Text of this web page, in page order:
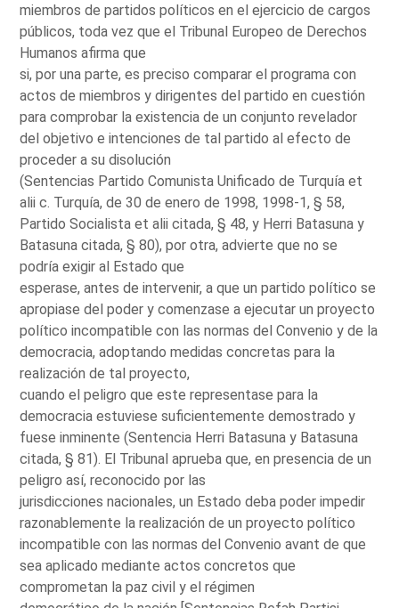
miembros de partidos políticos en el ejercicio de cargos
públicos, toda vez que el Tribunal Europeo de Derechos
Humanos afirma que
si, por una parte, es preciso comparar el programa con
actos de miembros y dirigentes del partido en cuestión
para comprobar la existencia de un conjunto revelador
del objetivo e intenciones de tal partido al efecto de
proceder a su disolución
(Sentencias Partido Comunista Unificado de Turquía et
alii c. Turquía, de 30 de enero de 1998, 1998-1, § 58,
Partido Socialista et alii citada, § 48, y Herri Batasuna y
Batasuna citada, § 80), por otra, advierte que no se
podría exigir al Estado que
esperase, antes de intervenir, a que un partido político se
apropiase del poder y comenzase a ejecutar un proyecto
político incompatible con las normas del Convenio y de la
democracia, adoptando medidas concretas para la
realización de tal proyecto,
cuando el peligro que este representase para la
democracia estuviese suficientemente demostrado y
fuese inminente (Sentencia Herri Batasuna y Batasuna
citada, § 81). El Tribunal aprueba que, en presencia de un
peligro así, reconocido por las
jurisdicciones nacionales, un Estado deba poder impedir
razonablemente la realización de un proyecto político
incompatible con las normas del Convenio avant de que
sea aplicado mediante actos concretos que
comprometan la paz civil y el régimen